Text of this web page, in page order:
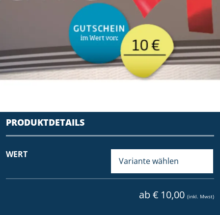
PRODUKTDETAILS
WERT
ab € 10,00 (inkl. Mwst)